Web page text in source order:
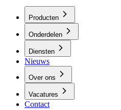
Producten
Onderdelen
Diensten
Nieuws
Over ons
Vacatures
Contact